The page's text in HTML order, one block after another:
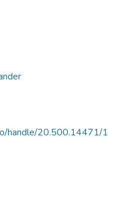
handle/20.500.14471/1